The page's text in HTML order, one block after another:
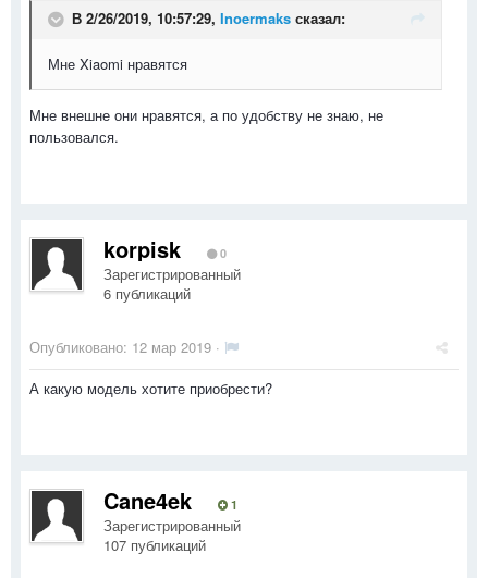
В 2/26/2019, 10:57:29, Inoermaks сказал:
Мне Xiaomi нравятся
Мне внешне они нравятся, а по удобству не знаю, не
пользовался.
korpisk 0
Зарегистрированный
6 публикаций
Опубликовано: 12 мар 2019 ·
А какую модель хотите приобрести?
Cane4ek 1
Зарегистрированный
107 публикаций